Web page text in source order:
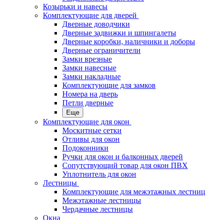
Козырьки и навесы
Комплектующие для дверей
Дверные доводчики
Дверные задвижки и шпингалеты
Дверные коробки, наличники и доборы
Дверные ограничители
Замки врезные
Замки навесные
Замки накладные
Комплектующие для замков
Номера на дверь
Петли дверные
Еще
Комплектующие для окон
Москитные сетки
Отливы для окон
Подоконники
Ручки для окон и балконных дверей
Сопутствующий товар для окон ПВХ
Уплотнитель для окон
Лестницы
Комплектующие для межэтажных лестниц
Межэтажные лестницы
Чердачные лестницы
Окна